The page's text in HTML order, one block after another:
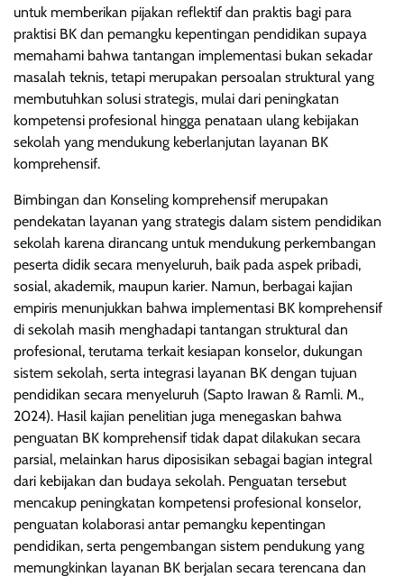
untuk memberikan pijakan reflektif dan praktis bagi para
praktisi BK dan pemangku kepentingan pendidikan supaya
memahami bahwa tantangan implementasi bukan sekadar
masalah teknis, tetapi merupakan persoalan struktural yang
membutuhkan solusi strategis, mulai dari peningkatan
kompetensi profesional hingga penataan ulang kebijakan
sekolah yang mendukung keberlanjutan layanan BK
komprehensif.
Bimbingan dan Konseling komprehensif merupakan
pendekatan layanan yang strategis dalam sistem pendidikan
sekolah karena dirancang untuk mendukung perkembangan
peserta didik secara menyeluruh, baik pada aspek pribadi,
sosial, akademik, maupun karier. Namun, berbagai kajian
empiris menunjukkan bahwa implementasi BK komprehensif
di sekolah masih menghadapi tantangan struktural dan
profesional, terutama terkait kesiapan konselor, dukungan
sistem sekolah, serta integrasi layanan BK dengan tujuan
pendidikan secara menyeluruh (Sapto Irawan & Ramli. M.,
2024). Hasil kajian penelitian juga menegaskan bahwa
penguatan BK komprehensif tidak dapat dilakukan secara
parsial, melainkan harus diposisikan sebagai bagian integral
dari kebijakan dan budaya sekolah. Penguatan tersebut
mencakup peningkatan kompetensi profesional konselor,
penguatan kolaborasi antar pemangku kepentingan
pendidikan, serta pengembangan sistem pendukung yang
memungkinkan layanan BK berjalan secara terencana dan